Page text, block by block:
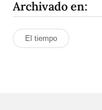
Archivado en:
El tiempo